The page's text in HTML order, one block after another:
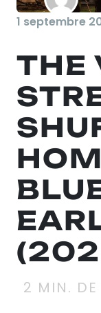
1 septembre
THE
2 MIN. DE